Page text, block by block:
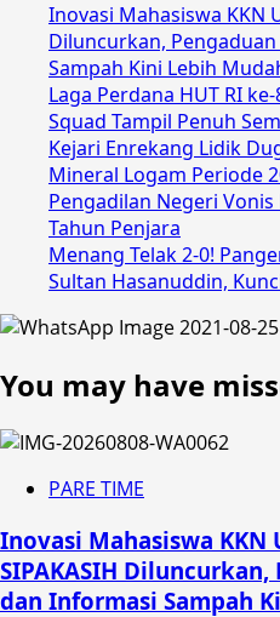
Inovasi Mahasiswa KKN
Diluncurkan,
Sampah Kini Lebih
Laga Perdana HUT RI
Squad Tampil Penuh
Kejari Enrekang Lidik
Mineral Logam Periode
Pengadilan Negeri
Tahun Penjara
Menang Telak 2-0!
Sultan Hasanuddin,
You may have
PARE TIME
Inovasi Mahasiswa KKN
SIPAKASIH
dan Informasi Sampah